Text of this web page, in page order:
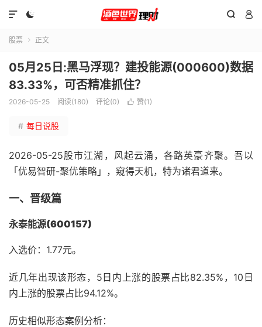
  

股票  正文
05月25日:黑马浮现？建投能源(000600)数据
83.33%，可否精准抓住？
2026-05-25 阅读(180) 评论(0)  赞(1 )
# 每日说股
2026-05-25股市江湖，风起云涌，各路英豪齐聚。吾以
「优易智研-聚优策略」，窥得天机，特为诸君道来。
一、晋级篇
永泰能源(600157)
入选价：1.77元。
近几年出现该形态，5日内上涨的股票占比82.35%，10日
内上涨的股票占比94.12%。
历史相似形态案例分析：